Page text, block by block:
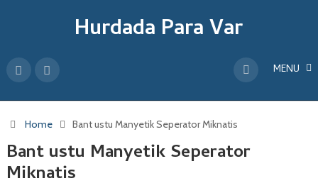
Hurdada Para Var
MENU
Home Bant ustu Manyetik Seperator Miknatis
Bant ustu Manyetik Seperator
Miknatis